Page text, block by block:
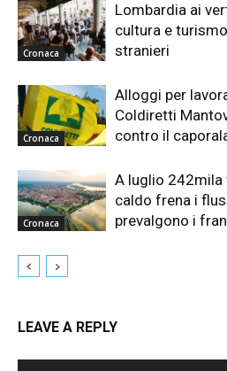
Cronaca
Lombardia ai
cultura e
stranieri
Cronaca
Alloggi per
Coldiretti
contro il
Cronaca
A luglio 242mila
caldo frena i
prevalgono i
LEAVE A REPLY